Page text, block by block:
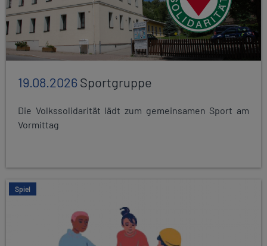
19.08.2026Sportgruppe
Die Volkssolidarität lädt zum gemeinsamen Sport am
Vormittag
Spiel